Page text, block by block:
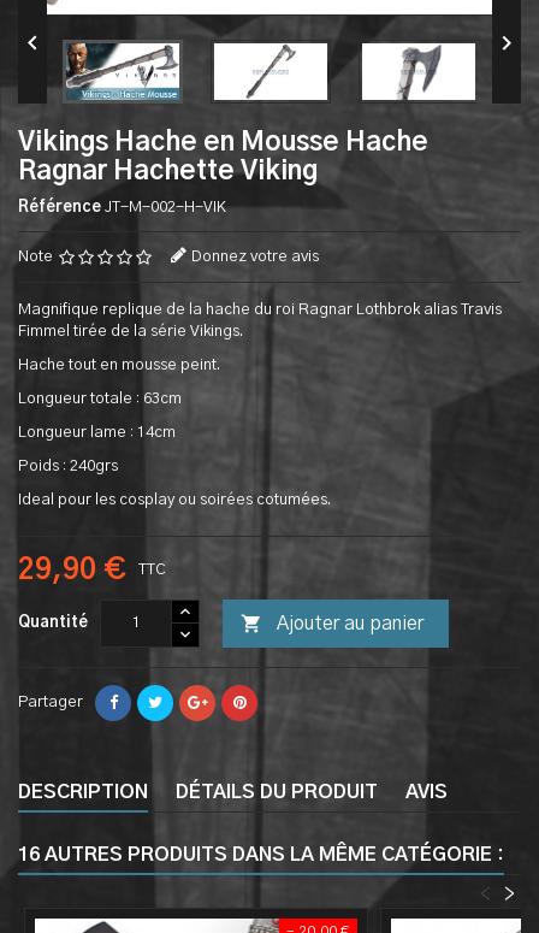
 
Vikings Hache en Mousse Hache
Ragnar Hachette Viking
Référence JT-M-002-H-VIK
Note Donnez votre avis
Magnifique replique de la hache du roi Ragnar Lothbrok alias Travis
Fimmel tirée de la série Vikings.
Hache tout en mousse peint.
Longueur totale : 63cm
Longueur lame : 14cm
Poids : 240grs
Ideal pour les cosplay ou soirées cotumées.
29,90 € TTC
Quantité  Ajouter au panier
Partager
DESCRIPTION DÉTAILS DU PRODUIT AVIS
16 AUTRES PRODUITS DANS LA MÊME CATÉGORIE :
>
<